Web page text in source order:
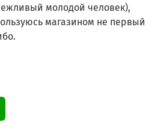
молодой человек),
магазином не первый